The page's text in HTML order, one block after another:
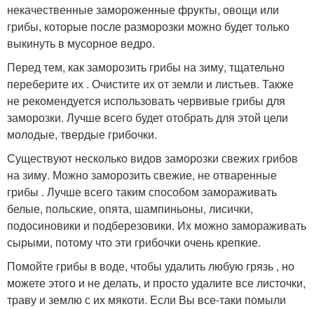
некачественные замороженные фрукты, овощи или
грибы, которые после разморозки можно будет только
выкинуть в мусорное ведро.
Перед тем, как заморозить грибы на зиму, тщательно
переберите их . Очистите их от земли и листьев. Также
не рекомендуется использовать червивые грибы для
заморозки. Лучше всего будет отобрать для этой цели
молодые, твердые грибочки.
Существуют несколько видов заморозки свежих грибов
на зиму. Можно заморозить свежие, не отваренные
грибы . Лучше всего таким способом замораживать
белые, польские, опята, шампиньоны, лисички,
подосиновики и подберезовики. Их можно замораживать
сырыми, потому что эти грибочки очень крепкие.
Помойте грибы в воде, чтобы удалить любую грязь , но
можете этого и не делать, и просто удалите все листочки,
траву и землю с их мякоти. Если Вы все-таки помыли